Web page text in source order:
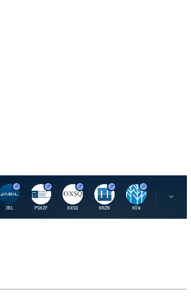
J
JBL
P
PSHZF
O
OXSQ
H
HRZN
H
HIW
U